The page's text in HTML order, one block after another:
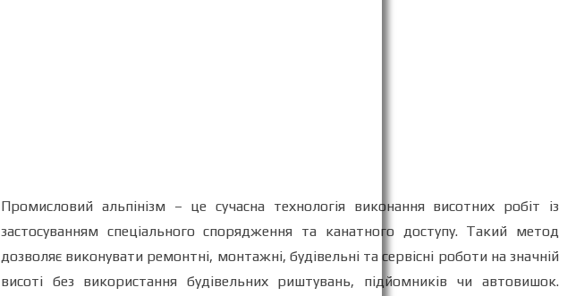
Промисловий альпінізм – це сучасна технологія виконання висотних робіт із
застосуванням спеціального спорядження та канатного доступу. Такий метод
дозволяє виконувати ремонтні, монтажні, будівельні та сервісні роботи на значній
висоті без використання будівельних риштувань, підйомників чи автовишок.